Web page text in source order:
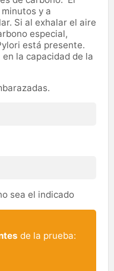
y a
Si al exhalar el aire
especial,
está presente.
la capacidad de la
sea el indicado
de la prueba: